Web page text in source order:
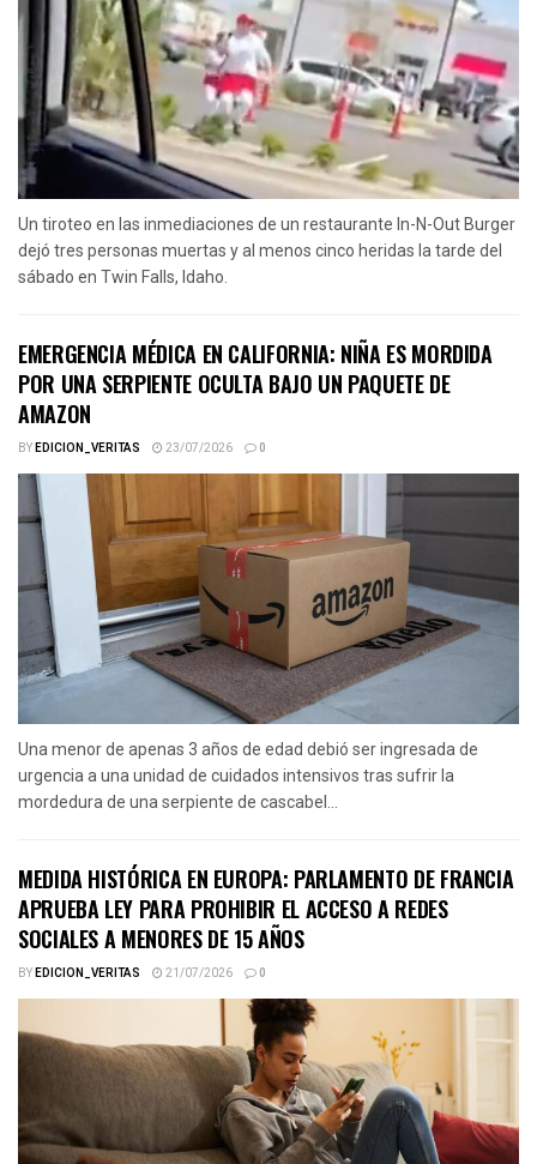
Un tiroteo en las inmediaciones de un restaurante In-N-Out Burger
dejó tres personas muertas y al menos cinco heridas la tarde del
sábado en Twin Falls, Idaho.
EMERGENCIA MÉDICA EN CALIFORNIA: NIÑA ES MORDIDA
POR UNA SERPIENTE OCULTA BAJO UN PAQUETE DE
AMAZON
BYEDICION_VERITAS 23/07/2026 0
Una menor de apenas 3 años de edad debió ser ingresada de
urgencia a una unidad de cuidados intensivos tras sufrir la
mordedura de una serpiente de cascabel...
MEDIDA HISTÓRICA EN EUROPA: PARLAMENTO DE FRANCIA
APRUEBA LEY PARA PROHIBIR EL ACCESO A REDES
SOCIALES A MENORES DE 15 AÑOS
BYEDICION_VERITAS 21/07/2026 0